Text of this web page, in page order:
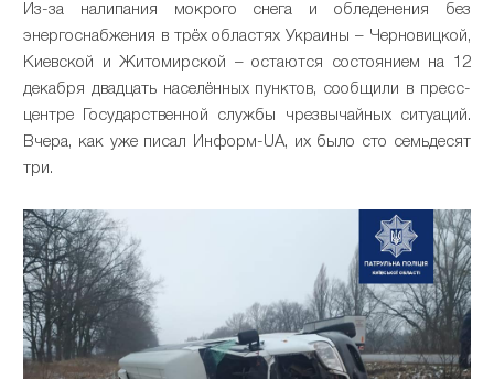
Из-за налипания мокрого снега и обледенения без
энергоснабжения в трёх областях Украины – Черновицкой,
Киевской и Житомирской – остаются состоянием на 12
декабря двадцать населённых пунктов, сообщили в пресс-
центре Государственной службы чрезвычайных ситуаций.
Вчера, как уже писал Информ-UA, их было сто семьдесят
три.